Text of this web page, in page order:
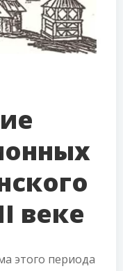
веке
этого периода